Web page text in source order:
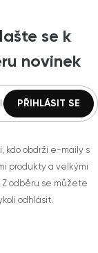
se k
novinek
kdo obdrží e-maily s
produkty a velkými
Z odběru se můžete
odhlásit.